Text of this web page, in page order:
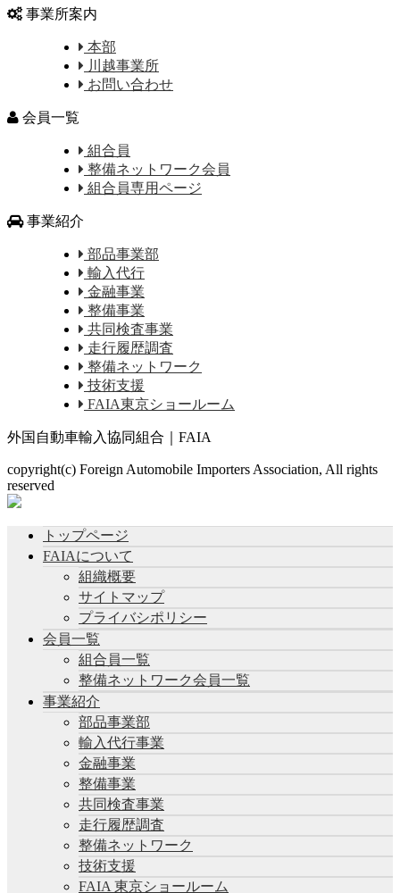
事業所案内
本部
川越事業所
お問い合わせ
会員一覧
組合員
整備ネットワーク会員
組合員専用ページ
事業紹介
部品事業部
輸入代行
金融事業
整備事業
共同検査事業
走行履歴調査
整備ネットワーク
技術支援
FAIA東京ショールーム
外国自動車輸入協同組合｜FAIA
copyright(c) Foreign Automobile Importers Association, All rights
reserved
トップページ
FAIAについて
組織概要
サイトマップ
プライバシポリシー
会員一覧
組合員一覧
整備ネットワーク会員一覧
事業紹介
部品事業部
輸入代行事業
金融事業
整備事業
共同検査事業
走行履歴調査
整備ネットワーク
技術支援
FAIA 東京ショールーム